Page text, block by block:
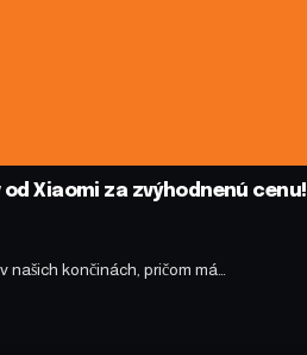
Xiaomi za zvýhodnenú cenu!
končinách, pričom má…